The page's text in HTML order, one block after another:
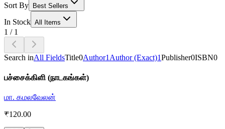
Sort By Best Sellers
In Stock All Items
1 / 1
Search inAll FieldsTitle0Author1 Author (Exact)1Publisher0ISBN0
பச்சைக்கிளி (நாடகங்கள்)
மா. கமலவேலன்
₹120.00